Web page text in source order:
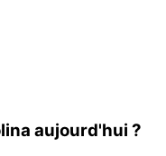
aujourd'hui ?